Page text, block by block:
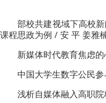
部校共建视域下高校
课程思政为例 / 安 平 姜雅
新媒体时代教育焦虑
中国大学生数字公民
浅析自媒体融入高职